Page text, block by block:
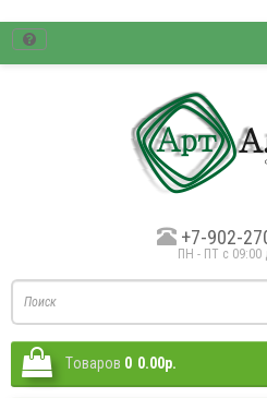
+7-902-
ПН - ПТ с 09:00
Tоваров 0 0.00р.